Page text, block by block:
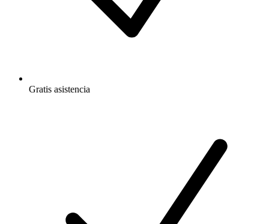
Gratis asistencia